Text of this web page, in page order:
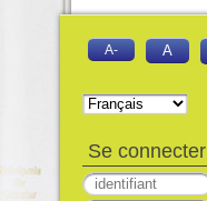
A- A
Se connecter